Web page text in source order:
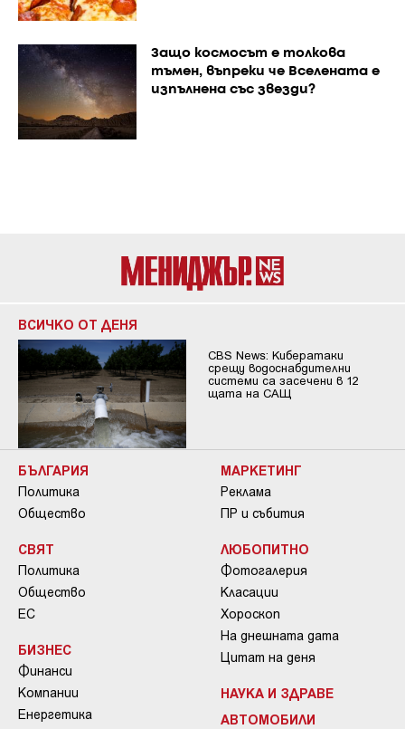
Защо космосът е толкова
тъмен, въпреки че Вселената е
изпълнена със звезди?
ВСИЧКО ОТ ДЕНЯ
CBS News: Кибератаки
срещу водоснабдителни
системи са засечени в 12
щата на САЩ
БЪЛГАРИЯ
Политика
Общество
СВЯТ
Политика
Общество
ЕС
БИЗНЕС
Финанси
Компании
Енергетика
МАРКЕТИНГ
Реклама
ПР и събития
ЛЮБОПИТНО
Фотогалерия
Класации
Хороскоп
На днешната дата
Цитат на деня
НАУКА И ЗДРАВЕ
АВТОМОБИЛИ